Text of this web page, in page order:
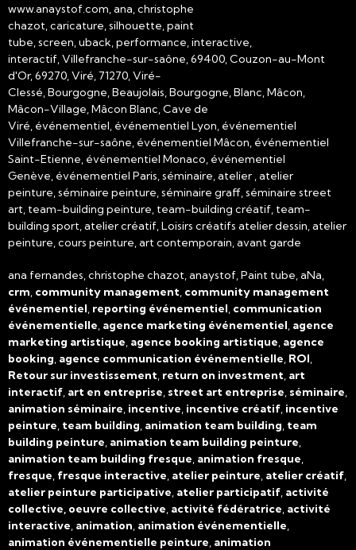
www.anaystof.com, ana, christophe
chazot, caricature, silhouette, paint
tube, screen, uback, performance, interactive,
interactif, Villefranche-sur-saône, 69400, Couzon-au-Mont
d'Or, 69270, Viré, 71270, Viré-
Clessé, Bourgogne, Beaujolais, Bourgogne, Blanc, Mâcon,
Mâcon-Village, Mâcon Blanc, Cave de
Viré, événementiel, événementiel Lyon, événementiel
Villefranche-sur-saône, événementiel Mâcon, événementiel
Saint-Etienne, événementiel Monaco, événementiel
Genève, événementiel Paris, séminaire, atelier , atelier
peinture, séminaire peinture, séminaire graff, séminaire street
art, team-building peinture, team-building créatif, team-
building sport, atelier créatif, Loisirs créatifs atelier dessin, atelier
peinture, cours peinture, art contemporain, avant garde
ana fernandes, christophe chazot, anaystof, Paint tube, aNa,
crm, community management, community management
événementiel, reporting événementiel, communication
événementielle, agence marketing événementiel, agence
marketing artistique, agence booking artistique, agence
booking, agence communication événementielle, ROI,
Retour sur investissement, return on investment, art
interactif, art en entreprise, street art entreprise, séminaire,
animation séminaire, incentive, incentive créatif, incentive
peinture, team building, animation team building, team
building peinture, animation team building peinture,
animation team building fresque, animation fresque,
fresque, fresque interactive, atelier peinture, atelier créatif,
atelier peinture participative, atelier participatif, activité
collective, oeuvre collective, activité fédératrice, activité
interactive, animation, animation événementielle,
animation événementielle peinture, animation